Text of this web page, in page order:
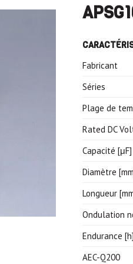
Fabricant
Séries
Plage de
Rated DC
Capacité [μF]
Diamètre
Longueur
Ondulation
Endurance [h]
AEC-Q200